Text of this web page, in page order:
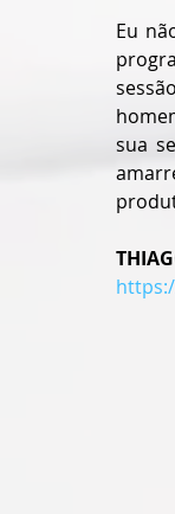
Eu
sua